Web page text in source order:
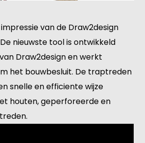
van de Draw2design
nieuwste tool is ontwikkeld
Draw2design en werkt
het bouwbesluit. De traptreden
snelle en efficiente wijze
houten, geperforeerde en